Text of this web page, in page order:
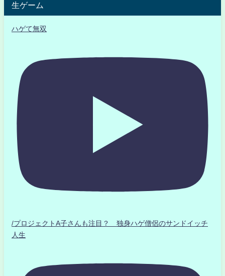
生ゲーム
ハゲて無双
/プロジェクトA子さんも注目？ 独身ハゲ僧侶のサンドイッチ
人生